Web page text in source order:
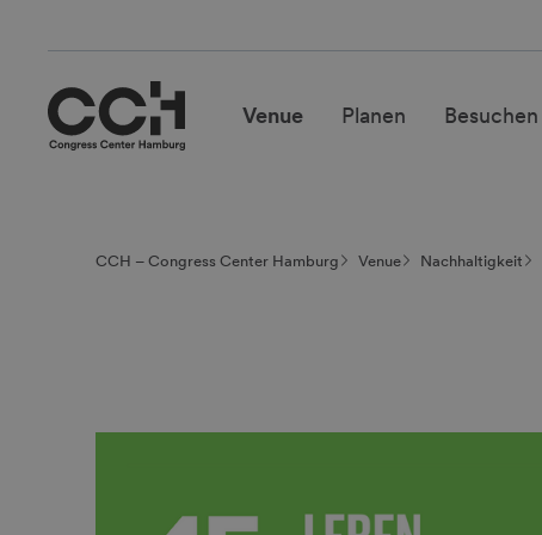
Venue Planen Besuchen
CCH – Congress Center Hamburg Venue Nachhaltig­keit